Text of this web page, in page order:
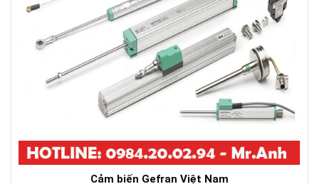
Cảm biến Gefran Việt Nam